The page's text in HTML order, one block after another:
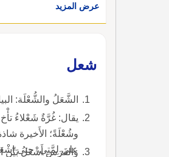
عرض المزيد
شعل
الشَّعَلُ والشُّعْلَة: البياضُ في ذَنَب الفَرَس أَو ناصيتِه ف ناحية منها، وخَصَّ بعضهُم به عَرْضها.